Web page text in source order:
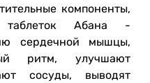
компоненты,
Абана -
сердечной мышцы,
ритм, улучшают
сосуды, выводят